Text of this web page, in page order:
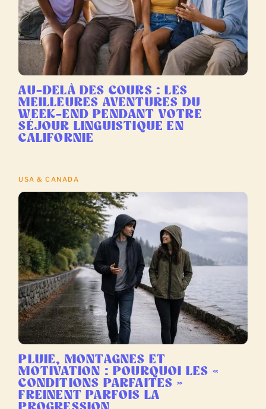
AU-DELÀ DES COURS : LES
MEILLEURES AVENTURES DU
WEEK-END PENDANT VOTRE
SÉJOUR LINGUISTIQUE EN
CALIFORNIE
USA & CANADA
PLUIE, MONTAGNES ET
MOTIVATION : POURQUOI LES «
CONDITIONS PARFAITES »
FREINENT PARFOIS LA